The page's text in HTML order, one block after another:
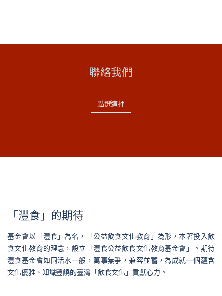
聯絡我們
點選這裡
「灃食」的期待
基金會以「灃食」為名，「公益飲食文化教育」為形，本著投入飲
食文化教育的理念，設立「灃食公益飲食文化教育基金會」。期待
灃食基金會如同活水一般，萬事無爭，兼容並蓄，為成就一個蘊含
文化優雅、知識豐饒的臺灣「飲食文化」貢獻心力。